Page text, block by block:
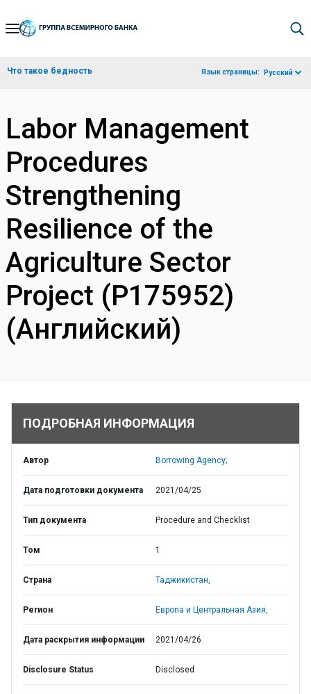
Skip
Navigation
Что такое бедность Язык страницы: Русский
Labor Management
Procedures
Strengthening
Resilience of the
Agriculture Sector
Project (P175952)
(Английский)
ПОДРОБНАЯ ИНФОРМАЦИЯ
Автор Borrowing Agency;
Дата подготовки документа 2021/04/25
Тип документа Procedure and Checklist
Том 1
Страна Таджикистан,
Регион Европа и Центральная Азия,
Дата раскрытия информации 2021/04/26
Disclosure Status Disclosed